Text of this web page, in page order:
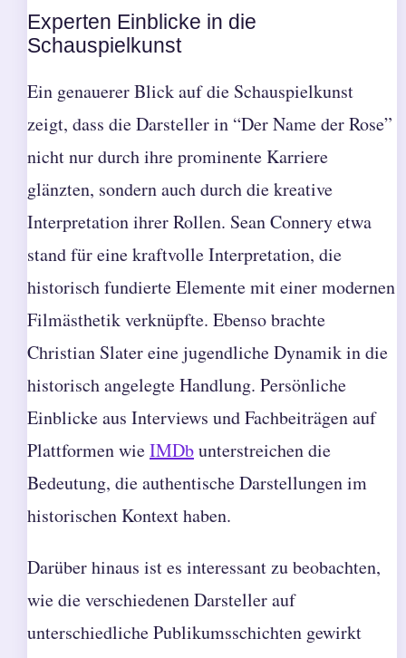
Experten Einblicke in die
Schauspielkunst
Ein genauerer Blick auf die Schauspielkunst
zeigt, dass die Darsteller in “Der Name der Rose”
nicht nur durch ihre prominente Karriere
glänzten, sondern auch durch die kreative
Interpretation ihrer Rollen. Sean Connery etwa
stand für eine kraftvolle Interpretation, die
historisch fundierte Elemente mit einer modernen
Filmästhetik verknüpfte. Ebenso brachte
Christian Slater eine jugendliche Dynamik in die
historisch angelegte Handlung. Persönliche
Einblicke aus Interviews und Fachbeiträgen auf
Plattformen wieIMDbunterstreichen die
Bedeutung, die authentische Darstellungen im
historischen Kontext haben.
Darüber hinaus ist es interessant zu beobachten,
wie die verschiedenen Darsteller auf
unterschiedliche Publikumsschichten gewirkt